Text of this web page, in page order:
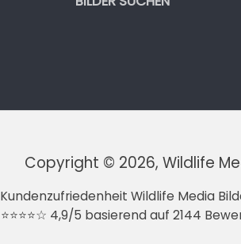
Copyright © 2026, Wildlife
Kundenzufriedenheit Wildlife Media
⭐⭐⭐⭐☆ 4,9/5 basierend auf 2144